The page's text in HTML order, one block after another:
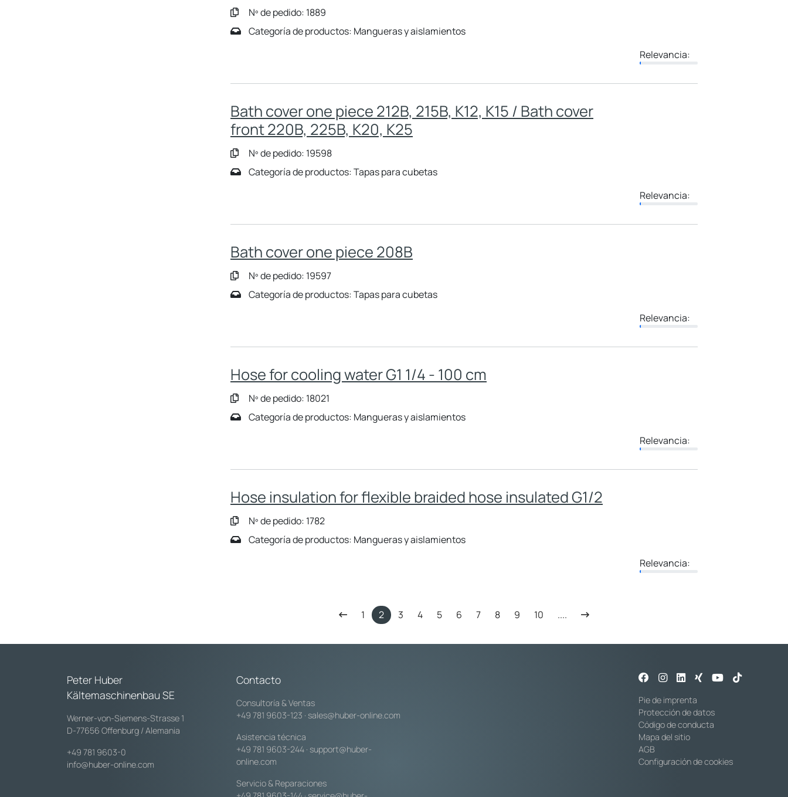
Nº de pedido: 1889
Categoría de productos: Mangueras y aislamientos
Relevancia:
Bath cover one piece 212B, 215B, K12, K15 / Bath cover
front 220B, 225B, K20, K25
Nº de pedido: 19598
Categoría de productos: Tapas para cubetas
Relevancia:
Bath cover one piece 208B
Nº de pedido: 19597
Categoría de productos: Tapas para cubetas
Relevancia:
Hose for cooling water G1 1/4 - 100 cm
Nº de pedido: 18021
Categoría de productos: Mangueras y aislamientos
Relevancia:
Hose insulation for flexible braided hose insulated G1/2
Nº de pedido: 1782
Categoría de productos: Mangueras y aislamientos
Relevancia:
1 2 3 4 5 6 7 8 9 10 ....
Peter Huber
Kältemaschinenbau SE
Werner-von-Siemens-Strasse 1
D-77656 Offenburg / Alemania
+49 781 9603-0
info@huber-online.com
Contacto
Consultoría & Ventas
+49 781 9603-123 · sales@huber-online.com
Asistencia técnica
+49 781 9603-244 · support@huber-
online.com
Servicio & Reparaciones
Pie de imprenta
Protección de datos
Código de conducta
Mapa del sitio
AGB
Configuración de cookies